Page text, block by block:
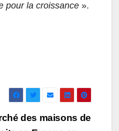
pour la croissance ».
des maisons de